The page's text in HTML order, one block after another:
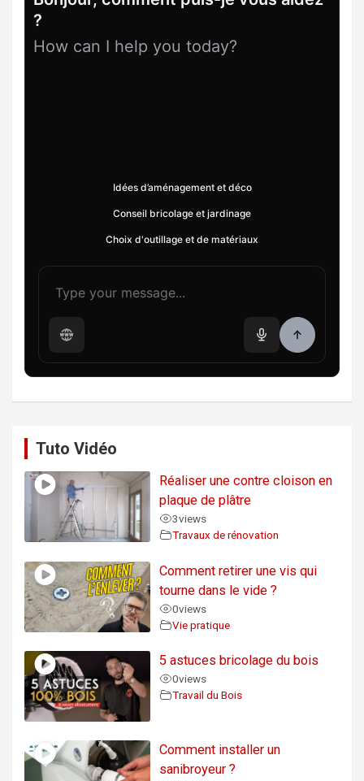
?
How can I help you today?
Idées d’aménagement et déco
Conseil bricolage et jardinage
Choix d'outillage et de matériaux
Tuto Vidéo
Réaliser une contre cloison en
plaque de plâtre
3views
Travaux de rénovation
Comment retirer une vis qui
tourne dans le vide ?
0views
Vie pratique
5 astuces bricolage du bois
0views
Travail du Bois
Comment installer un
sanibroyeur ?